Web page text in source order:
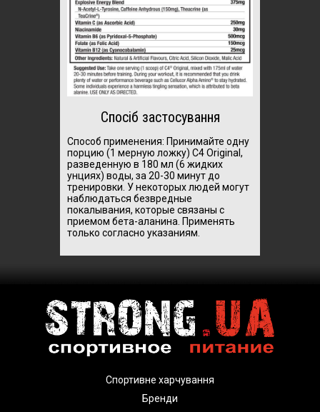
Спосіб застосування
Способ применения: Принимайте одну
порцию (1 мерную ложку) C4 Original,
разведенную в 180 мл (6 жидких
унциях) воды, за 20-30 минут до
тренировки. У некоторых людей могут
наблюдаться безвредные
покалывания, которые связаны с
приемом бета-аланина. Применять
только согласно указаниям.
Спортивне харчування
Бренди